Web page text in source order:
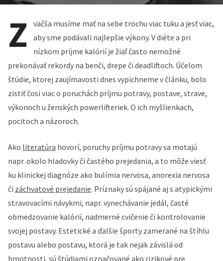
Z
väčša musíme mať na sebe trochu viac tuku a jesť viac,
aby sme podávali najlepšie výkony. V diéte a pri
nízkom príjme kalórií je žiaľ často nemožné
prekonávať rekordy na benči, drepe či deadliftoch. Účelom
štúdie, ktorej zaujímavosti dnes vypichneme v článku, bolo
zistiť čosi viac o poruchách príjmu potravy, postave, strave,
výkonoch u ženských powerlifteriek. O ich myšlienkach,
pocitoch a názoroch.
Ako literatúra hovorí, poruchy príjmu potravy sa motajú
napr. okolo hladovky či častého prejedania, a to môže viesť
ku klinickej diagnóze ako bulímia nervosa, anorexia nervosa
či záchvatové prejedanie. Príznaky sú spájané aj s atypickými
stravovacími návykmi, napr. vynechávanie jedál, časté
obmedzovanie kalórií, nadmerné cvičenie či kontrolovanie
svojej postavy. Estetické a ďalšie športy zamerané na štíhlu
postavu alebo postavu, ktorá je tak nejak závislá od
hmotnosti, sú štúdiami označované ako rizikové pre